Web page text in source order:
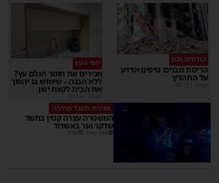
הורסים נכון
הריסת מבנים: טיפים ומידע
על התהליך
מקודם
יופי העץ
מכירים את חומר הגלם עץ?
ללא הבנה – שימוש בו יהפוך
את הבית לקצת ישן
מקודם
סגירת מעגל מהירה
המשטרה עצרה קטין בחשד
שדקר נער באשדוד
משה קאהן 21:59